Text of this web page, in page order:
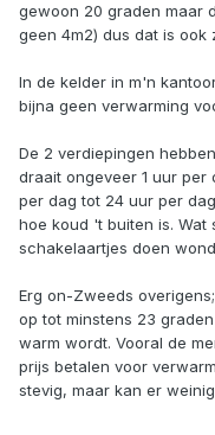
gewoon 20 graden maar
geen 4m2) dus dat is ook
In de kelder in m'n
bijna geen verwarming
De 2 verdiepingen
draait ongeveer 1 uur
per dag tot 24 uur per
hoe koud 't buiten is. Wat
schakelaartjes doen
Erg on-Zweeds
op tot minstens 23
warm wordt. Vooral de
prijs betalen voor
stevig, maar kan er